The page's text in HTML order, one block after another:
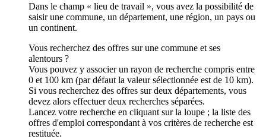
Dans le champ « lieu de travail », vous avez la possibilité de
saisir une commune, un département, une région, un pays ou
un continent.
Vous recherchez des offres sur une commune et ses
alentours ?
Vous pouvez y associer un rayon de recherche compris entre
0 et 100 km (par défaut la valeur sélectionnée est de 10 km).
Si vous recherchez des offres sur deux départements, vous
devez alors effectuer deux recherches séparées.
Lancez votre recherche en cliquant sur la loupe ; la liste des
offres d'emploi correspondant à vos critères de recherche est
restituée.